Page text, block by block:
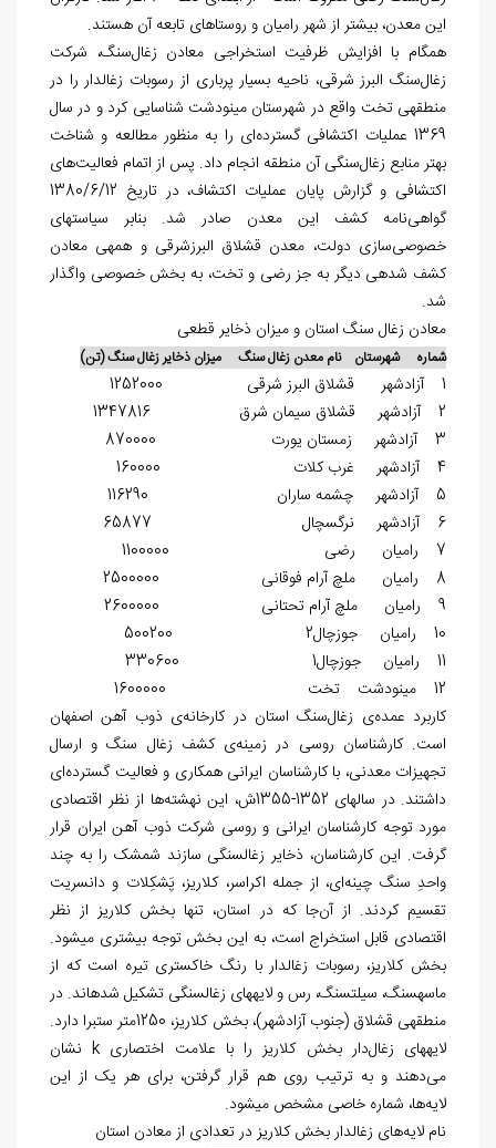
این معدن، بیشتر از شهر رامیان و روستاهای تابعه آن هستند.
همگام با افزایش ظرفیت استخراجی معادن زغال‌سنگ، شرکت
زغال‌سنگ البرز شرقی، ناحیه بسیار پرباری از رسوبات زغال‏دار را در
منطقه‏ی تخت واقع در شهرستان مینودشت شناسایی کرد و در سال
1369 عملیات اکتشافی گسترده‌ای را به منظور مطالعه و شناخت
بهتر منابع زغال‌سنگی آن منطقه انجام داد. پس از اتمام فعالیت‌های
اکتشافی و گزارش پایان عملیات اکتشاف، در تاریخ 1380/6/12
گواهی‌نامه کشف این معدن صادر شد. بنابر سیاست‏های
خصوصی‌سازی دولت، معدن قشلاق البرزشرقی و همه‏ی معادن
کشف شده‏ی دیگر به جز رضی و تخت، به بخش خصوصی واگذار
شد.
معادن زغال سنگ استان و میزان ذخایر قطعی
شماره شهرستان نام معدن زغال سنگ میزان ذخایر زغال سنگ (تن)
1 آزادشهر قشلاق البرز شرقی 1252000
2 آزادشهر قشلاق سیمان شرق 1347816
3 آزادشهر زمستان یورت 870000
4 آزادشهر غرب کلات 160000
5 آزادشهر چشمه ساران 116290
6 آزادشهر نرگس‏چال 65877
7 رامیان رضی 1100000
8 رامیان ملچ آرام فوقانی 2500000
9 رامیان ملچ آرام تحتانی 2600000
10 رامیان جوزچال2 500200
11 رامیان جوزچال1 330600
12 مینودشت تخت 1600000
کاربرد عمده‌ی زغال‏‌سنگ استان در کارخانه‌ی ذوب ‏آهن اصفهان
است. کارشناسان روسی در زمینه‌‏ی کشف زغال ‏سنگ و ارسال
تجهیزات معدنی، با کارشناسان ایرانی همکاری و فعالیت گسترده‌ای
داشتند. در سال‎های 1352-1355ش، این نهشته‌ها از نظر اقتصادی
مورد توجه کارشناسان ایرانی و روسی شرکت ذوب آهن ایران قرار
گرفت. این کارشناسان، ذخایر زغال‏سنگی سازند شمشک را به چند
واحدِ سنگ چینه‌ای، از جمله اکراسر، کلاریز، پَشکِلات و دانسریت
تقسیم کردند. از آن‌جا که در استان، تنها بخش کلاریز از نظر
اقتصادی قابل استخراج است، به این بخش توجه بیشتری می‎شود.
بخش کلاریز، رسوبات زغال‏دار با رنگ خاکستری تیره است که از
ماسه‏سنگ، سیلت‏سنگ، رس و لایه‏های زغال‏سنگی تشکیل شده‏اند. در
منطقه‏ی قشلاق (جنوب آزادشهر)، بخش کلاریز، 1250متر ستبرا دارد.
لایه‏های زغال‌دار بخش کلاریز را با علامت اختصاری k نشان
می‌دهند و به ترتیب روی هم قرار گرفتن، برای هر یک از این
لایه‌ها، شماره خاصی مشخص می‎شود.
نام لایه‌های زغال‏دار بخش کلاریز در تعدادی از معادن استان